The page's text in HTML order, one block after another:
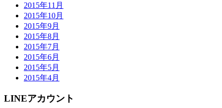
2015年11月
2015年10月
2015年9月
2015年8月
2015年7月
2015年6月
2015年5月
2015年4月
LINEアカウント